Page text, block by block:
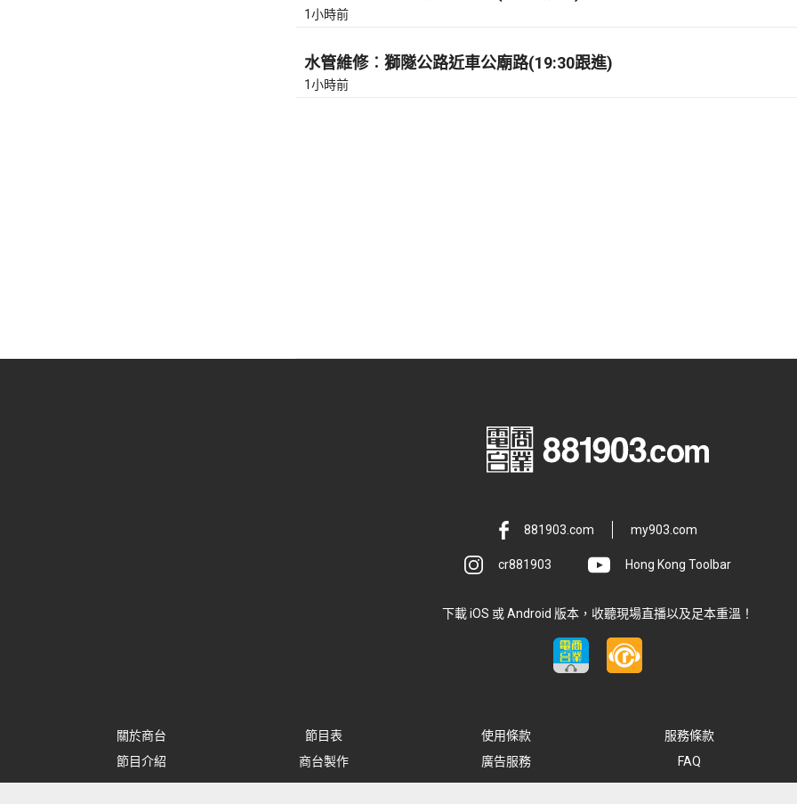
1小時前
水管維修︰獅隧公路近車公廟路(19:30跟進)
1小時前
881903.com my903.com
cr881903 Hong Kong Toolbar
下載 iOS 或 Android 版本，收聽現場直播以及足本重溫！
關於商台 節目表 使用條款 服務條款
節目介紹
商台製作 廣告服務 FAQ